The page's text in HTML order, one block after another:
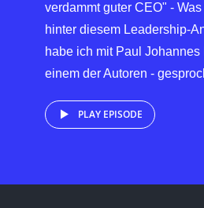
verdammt guter CEO" -
hinter diesem Leadership-
habe ich mit Paul Johannes
einem der Autoren -
PLAY EPISODE